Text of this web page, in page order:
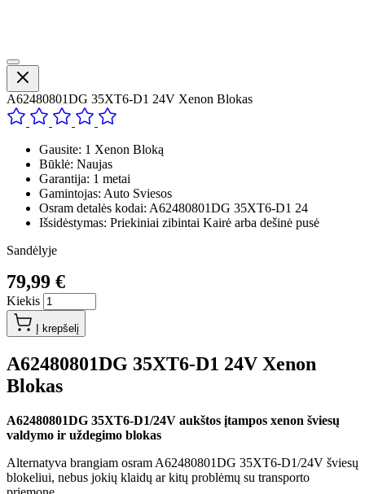
A62480801DG 35XT6-D1 24V Xenon Blokas
Gausite: 1 Xenon Bloką
Būklė: Naujas
Garantija: 1 metai
Gamintojas: Auto Sviesos
Osram detalės kodai: A62480801DG 35XT6-D1 24
Išsidėstymas: Priekiniai zibintai Kairė arba dešinė pusė
Sandėlyje
79,99 €
Kiekis
Į krepšelį
A62480801DG 35XT6-D1 24V Xenon
Blokas
A62480801DG 35XT6-D1/24V aukštos įtampos xenon šviesų
valdymo ir uždegimo blokas
Alternatyva brangiam osram A62480801DG 35XT6-D1/24V šviesų
blokeliui, nebus jokių klaidų ar kitų problėmų su transporto